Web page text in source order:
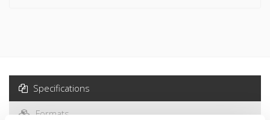
Specifications
Formats